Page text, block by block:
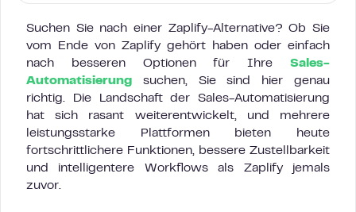
Suchen Sie nach einer Zaplify-Alternative? Ob Sie
vom Ende von Zaplify gehört haben oder einfach
nach besseren Optionen für Ihre Sales-
Automatisierung suchen, Sie sind hier genau
richtig. Die Landschaft der Sales-Automatisierung
hat sich rasant weiterentwickelt, und mehrere
leistungsstarke Plattformen bieten heute
fortschrittlichere Funktionen, bessere Zustellbarkeit
und intelligentere Workflows als Zaplify jemals
zuvor.